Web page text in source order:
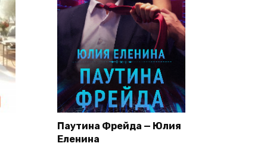
Паутина Фрейда — Юлия
Еленина